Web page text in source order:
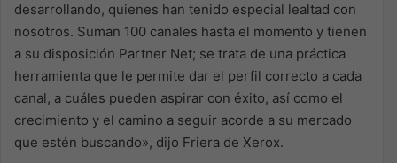
desarrollando, quienes han tenido especial lealtad con
nosotros. Suman 100 canales hasta el momento y tienen
a su disposición Partner Net; se trata de una práctica
herramienta que le permite dar el perfil correcto a cada
canal, a cuáles pueden aspirar con éxito, así como el
crecimiento y el camino a seguir acorde a su mercado
que estén buscando», dijo Friera de Xerox.